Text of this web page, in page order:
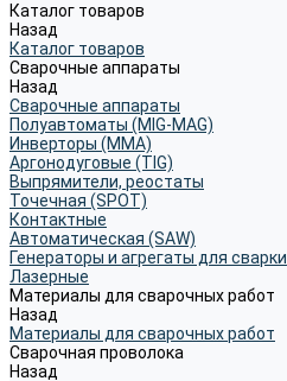
Каталог товаров
Назад
Каталог товаров
Сварочные аппараты
Назад
Сварочные аппараты
Полуавтоматы (MIG-MAG)
Инверторы (MMA)
Аргонодуговые (TIG)
Выпрямители, реостаты
Точечная (SPOT)
Контактные
Автоматическая (SAW)
Генераторы и агрегаты для сварки
Лазерные
Материалы для сварочных работ
Назад
Материалы для сварочных работ
Сварочная проволока
Назад